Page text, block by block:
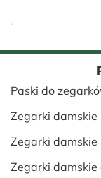
Paski do
Zegarki damskie
Zegarki damskie
Zegarki